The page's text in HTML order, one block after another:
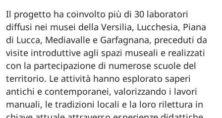
Il progetto ha coinvolto più di 30 laboratori
diffusi nei musei della Versilia, Lucchesia, Piana
di Lucca, Mediavalle e Garfagnana, preceduti da
visite introduttive agli spazi museali e realizzati
con la partecipazione di numerose scuole del
territorio. Le attività hanno esplorato saperi
antichi e contemporanei, valorizzando i lavori
manuali, le tradizioni locali e la loro rilettura in